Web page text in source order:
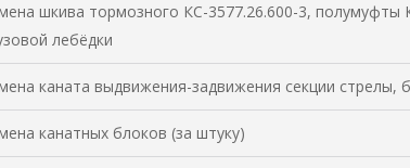
шкива тормозного КС-3577.26.600-3, полумуфты
лебёдки
каната выдвижения-задвижения секции стрелы,
канатных блоков (за штуку)